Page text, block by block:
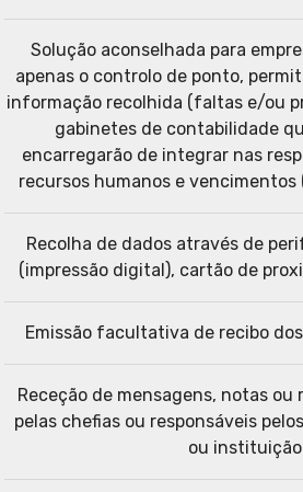
Solução aconselhada para
apenas o controlo de ponto,
informação recolhida (faltas e/ou
gabinetes de contabilidade
encarregarão de integrar nas
recursos humanos e vencimentos
Recolha de dados através de
(impressão digital), cartão de
Emissão facultativa de recibo
Receção de mensagens, notas
pelas chefias ou responsáveis
ou instituição